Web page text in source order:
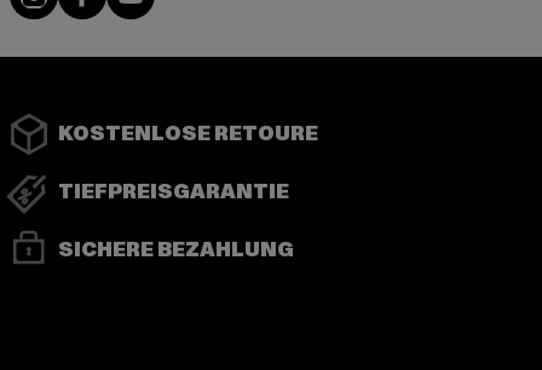
KOSTENLOSE RETOURE
TIEFPREISGARANTIE
SICHERE BEZAHLUNG